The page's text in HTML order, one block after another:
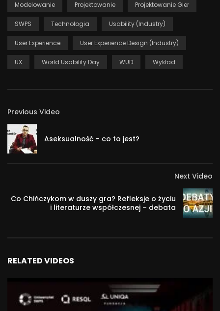
Modelowanie Projektowanie Projektowanie Gier
SWPS Technologia Usability (Industry)
User Experience User Experience Design (Industry)
UX World Usability Day WUD Wykład
Previous Video
Aseksualność – co to jest?
Next Video
Co Chińczykom w duszy gra? Refleksje o życiu
i literaturze współczesnej – debata
RELATED VIDEOS